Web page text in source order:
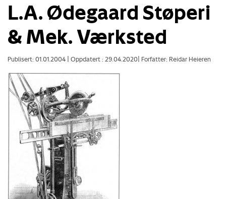
L.A. Ødegaard Støperi
& Mek. Værksted
Publisert: 01.01.2004 Oppdatert : 29.04.2020 Forfatter: Reidar Heieren